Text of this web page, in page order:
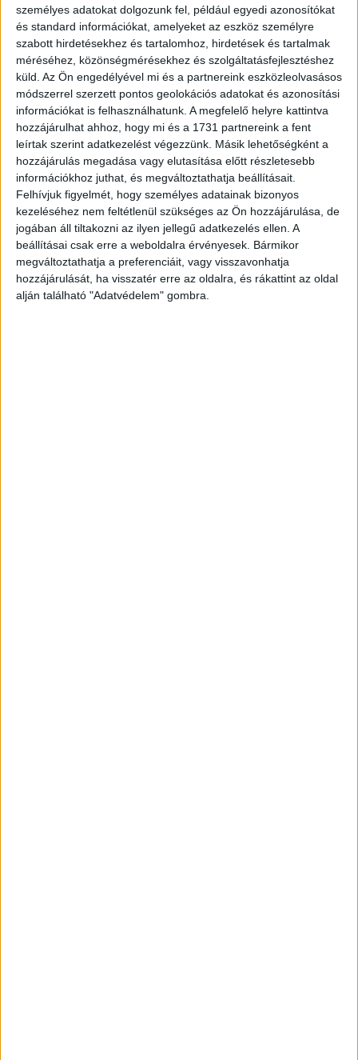
személyes adatokat dolgozunk fel, például egyedi azonosítókat
és standard információkat, amelyeket az eszköz személyre
szabott hirdetésekhez és tartalomhoz, hirdetések és tartalmak
méréséhez, közönségmérésekhez és szolgáltatásfejlesztéshez
küld. Az Ön engedélyével mi és a partnereink eszközleolvasásos
módszerrel szerzett pontos geolokációs adatokat és azonosítási
információkat is felhasználhatunk. A megfelelő helyre kattintva
hozzájárulhat ahhoz, hogy mi és a 1731 partnereink a fent
leírtak szerint adatkezelést végezzünk. Másik lehetőségként a
hozzájárulás megadása vagy elutasítása előtt részletesebb
információkhoz juthat, és megváltoztathatja beállításait.
Felhívjuk figyelmét, hogy személyes adatainak bizonyos
kezeléséhez nem feltétlenül szükséges az Ön hozzájárulása, de
jogában áll tiltakozni az ilyen jellegű adatkezelés ellen. A
beállításai csak erre a weboldalra érvényesek. Bármikor
megváltoztathatja a preferenciáit, vagy visszavonhatja
hozzájárulását, ha visszatér erre az oldalra, és rákattint az oldal
alján található "Adatvédelem" gombra.
elszalad. Bekerül a naplóba a bejegyzés: